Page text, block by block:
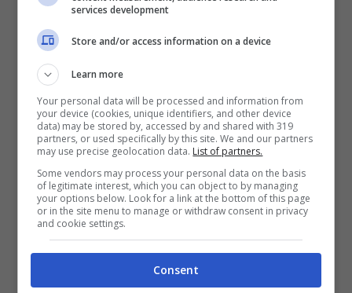
De Zerbi nella big di Serie
A: annuncio del suo ex ds
Il nome di Roberto De Zerbi può essere
importante per tutte le big del calcio italiano
che hanno deciso di cambiareallenatore.
nuovo ciclo di De Zerbi partirà certamente
con una big e in Serie A sono due le squadre
che stanno valutando il suo ingaggio:Milan
e
services development
Store and/or access information on a device
Learn more
Your personal data will be processed and information from
your device (cookies, unique identifiers, and other device
data) may be stored by, accessed by and shared with 319
partners, or used specifically by this site. We and our partners
may use precise geolocation data. List of partners.
Some vendors may process your personal data on the basis
of legitimate interest, which you can object to by managing
your options below. Look for a link at the bottom of this page
or in the site menu to manage or withdraw consent in privacy
and cookie settings.
Consent